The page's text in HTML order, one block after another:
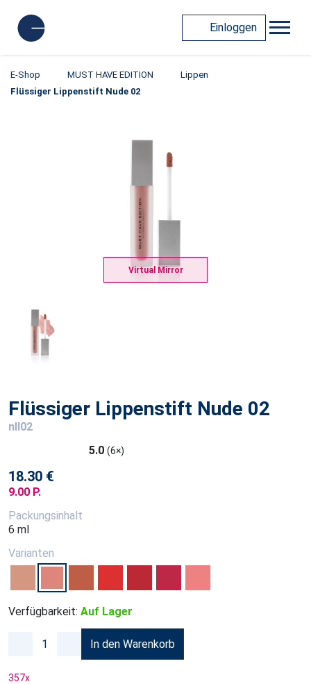
Einloggen
E-Shop MUST HAVE EDITION
Lippen
Flüssiger Lippenstift Nude 02
Virtual Mirror
Flüssiger Lippenstift Nude 02
nll02
5.0 (6×)
18.30 €
9.00 P.
Packungsinhalt
6 ml
Varianten
Verfügbarkeit: Auf Lager
In den Warenkorb
357x